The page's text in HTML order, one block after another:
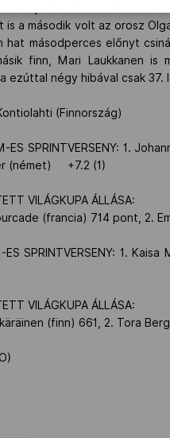
hazai siker
is a második volt az orosz
hat másodperces előnyt
finn, Mari Laukkanen is
ezúttal négy hibával csak 37.
(Finnország)
ES SPRINTVERSENY: 1.
(német) +7.2 (1)
VILÁGKUPA ÁLLÁSA:
(francia) 714 pont, 2.
ES SPRINTVERSENY: 1.
VILÁGKUPA ÁLLÁSA:
(finn) 661, 2. Tora